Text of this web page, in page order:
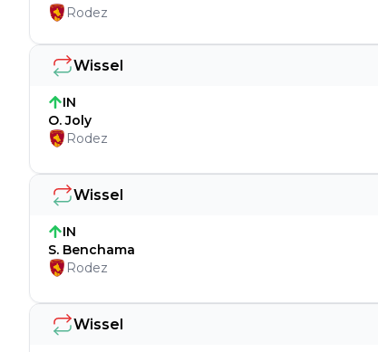
Wissel
Wissel
IN
S. Benchama
Rodez
Wissel
IN
O. Joly
Rodez
Rodez